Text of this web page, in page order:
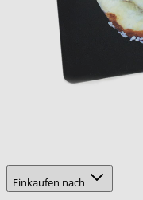
Einkaufen nach